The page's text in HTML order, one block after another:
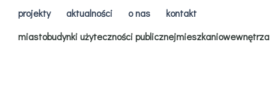
projekty aktualności o nas
kontakt
miastobudynki użyteczności publicznejmieszkaniowewnętrza